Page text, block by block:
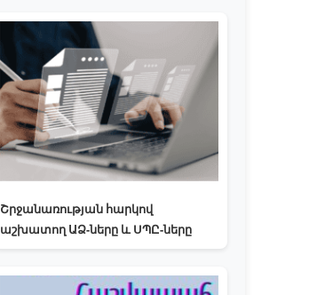
Շրջանառության հարկով
աշխատող ԱՁ-ները և ՍՊԸ-ները